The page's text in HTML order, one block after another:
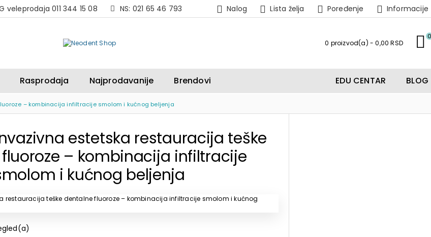
veleprodaja 011 344 15 08 NS: 021 65 46 793 Nalog Lista želja Poređenje Informacije
0 proizvod(a) - 0,00 RSD
0
Rasprodaja Najprodavanije Brendovi EDU CENTAR BLOG
– kombinacija infiltracije smolom i kućnog beljenja
estetska restauracija teške
– kombinacija infiltracije
i kućnog beljenja